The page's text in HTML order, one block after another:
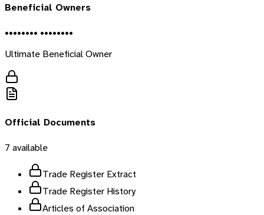
Beneficial Owners
•••••••• ••••••••
Ultimate Beneficial Owner
Official Documents
7 available
Trade Register Extract
Trade Register History
Articles of Association